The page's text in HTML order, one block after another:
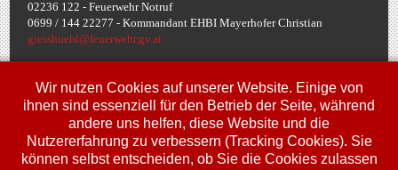
02236 122 - Feuerwehr Notruf
0699 / 144 22277 - Kommandant EHBI Mayerhofer Christian
giesshuebl@feuerwehr.gv.at
Termine
Fr, 10. Jul.
00:00 Uhr
Jugendbewerbe FJLA
Wir nutzen Cookies auf unserer Website. Einige von
ihnen sind essenziell für den Betrieb der Seite, während
andere uns helfen, diese Website und die
Nutzererfahrung zu verbessern (Tracking Cookies). Sie
können selbst entscheiden, ob Sie die Cookies zulassen